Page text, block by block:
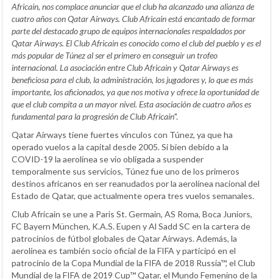
Africain, nos complace anunciar que el club ha alcanzado una alianza de
cuatro años con Qatar Airways. Club Africain está encantado de formar
parte del destacado grupo de equipos internacionales respaldados por
Qatar Airways. El Club Africain es conocido como el club del pueblo y es el
más popular de Túnez al ser el primero en conseguir un trofeo
internacional. La asociación entre Club Africain y Qatar Airways es
beneficiosa para el club, la administración, los jugadores y, lo que es más
importante, los aficionados, ya que nos motiva y ofrece la oportunidad de
que el club compita a un mayor nivel. Esta asociación de cuatro años es
fundamental para la progresión de Club Africain".
Qatar Airways tiene fuertes vínculos con Túnez, ya que ha
operado vuelos a la capital desde 2005. Si bien debido a la
COVID-19 la aerolínea se vio obligada a suspender
temporalmente sus servicios, Túnez fue uno de los primeros
destinos africanos en ser reanudados por la aerolínea nacional del
Estado de Qatar, que actualmente opera tres vuelos semanales.
Club Africain se une a Paris St. Germain, AS Roma, Boca Juniors,
FC Bayern München, K.A.S. Eupen y Al Sadd SC en la cartera de
patrocinios de fútbol globales de Qatar Airways. Además, la
aerolínea es también socio oficial de la FIFA y participó en el
patrocinio de la Copa Mundial de la FIFA de 2018 Russia™, el Club
Mundial de la FIFA de 2019 Cup™ Qatar, el Mundo Femenino de la